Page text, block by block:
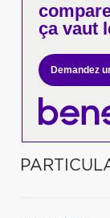
ça vaut
Demandez